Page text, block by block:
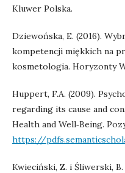
Kluwer Polska.
Dziewońska, E. (2016).
kompetencji miękkich na
kosmetologia. Horyzonty
Huppert, F.A. (2009).
regarding its cause and
Health and Well‑Being.
https://
Kwieciński, Z. i Śliwerski,